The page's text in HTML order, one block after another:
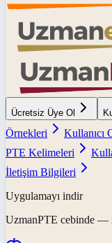
Ücretsiz Üye Ol
Örnekleri
Kullanıcı
PTE Kelimeleri
İletişim Bilgileri
Uygulamayı indir
UzmanPTE cebinde —